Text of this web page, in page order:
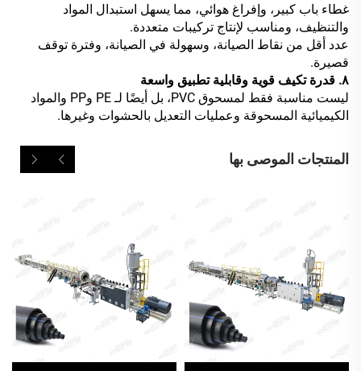
غطاء باب كبير، وإفراغ هوائي، مما يسهل استبدال المواد
والتنظيف، ومناسب لإنتاج تركيبات متعددة.
عدد أقل من نقاط الصيانة، وسهولة في الصيانة، وفترة توقف
قصيرة.
٨. قدرة تكيف قوية وقابلية تطبيق واسعة
ليست مناسبة فقط لمسحوق PVC، بل أيضًا لـ PE وPP والمواد
الكيميائية المسحوقة وعمليات التعديل بالحشوات وغيرها.
المنتجات الموصى بها